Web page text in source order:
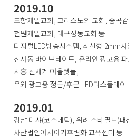
2019.10
포항제일교회, 그리스도의 교회, 중곡
천원제일교회, 대구성동교회 등
디지털LED방송시스템, 최신형 2mm
신사동 바이브레이트, 유리안 광고용
시흥 신세계 아울렛몰,
옥외 광고용 정문/후문 LED디스플레이
2019.01
강남 미샤(코스메틱), 위례 스타필드(패
사단법인아시아기후변화 교육센터 등